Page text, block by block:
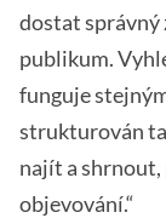
dostat správný
publikum.
funguje
strukturován
najít a
objevování.“